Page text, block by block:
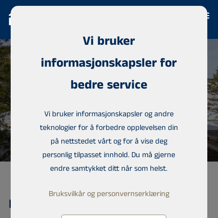
Hytte/feriehus, Hietamutka 10
Vi bruker
informasjonskapsler for
bedre service
Vi bruker informasjonskapsler og andre
teknologier for å forbedre opplevelsen din
på nettstedet vårt og for å vise deg
personlig tilpasset innhold. Du må gjerne
endre samtykket ditt når som helst.
Bruksvilkår og personvernserklæring